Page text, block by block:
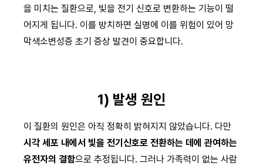
을 미치는 질환으로, 빛을 전기 신호로 변환하는 기능이 떨
어지게 됩니다. 이를 방치하면 실명에 이를 위험이 있어 망
막색소변성증 초기 증상 발견이 중요합니다.
1) 발생 원인
이 질환의 원인은 아직 정확히 밝혀지지 않았습니다. 다만
시각 세포 내에서 빛을 전기신호로 전환하는 데에 관여하는
유전자의 결함으로 추정됩니다. 그러나 가족력이 없는 사람